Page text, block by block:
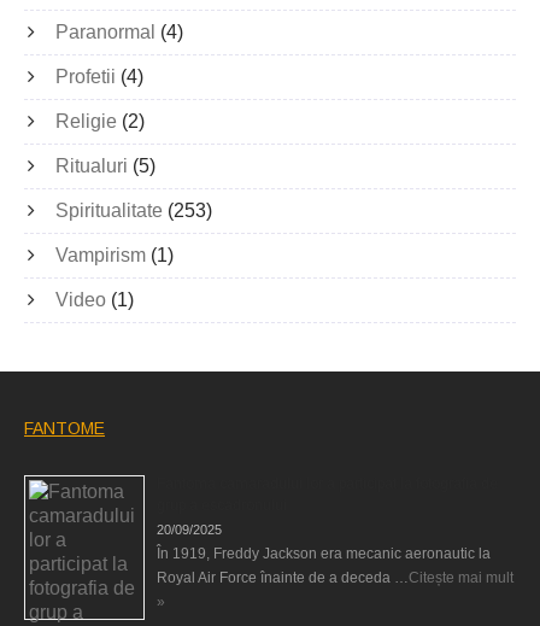
Paranormal (4)
Profetii (4)
Religie (2)
Ritualuri (5)
Spiritualitate (253)
Vampirism (1)
Video (1)
FANTOME
20/09/2025
În 1919, Freddy Jackson era mecanic aeronautic la
Royal Air Force înainte de a deceda …Citește mai mult
»